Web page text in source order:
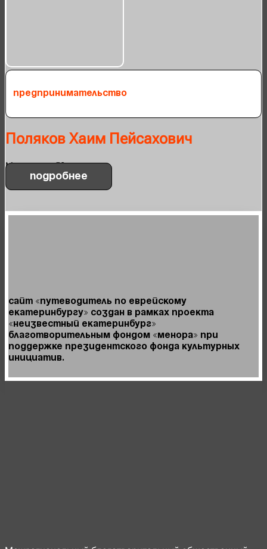
Предпринимательство
Поляков Хаим Пейсахович
Малышева, 58
Подробнее
Сайт «Путеводитель по Еврейскому
Екатеринбургу» создан в рамках проекта
«Неизвестный Екатеринбург»
Благотворительным фондом «Менора» при
поддержке Президентского фонда культурных
инициатив.